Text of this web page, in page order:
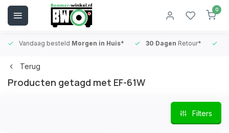
0
Vandaag besteld Morgen in Huis* 30 Dagen Retour*
Terug
Producten getagd met EF-61W
Filters